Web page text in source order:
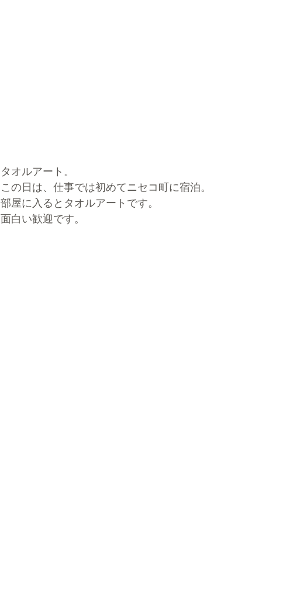
タオルアート。
この日は、仕事では初めてニセコ町に宿泊。
部屋に入るとタオルアートです。
面白い歓迎です。